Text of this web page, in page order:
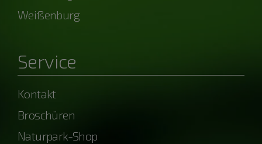
Weißenburg
Service
Kontakt
Broschüren
Naturpark-Shop